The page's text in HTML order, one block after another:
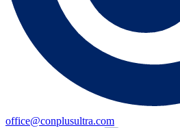
office@conplusultra.com